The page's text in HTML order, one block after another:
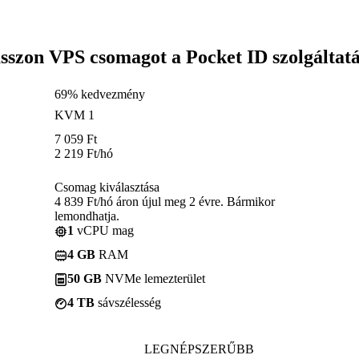
VPS csomagot a Pocket ID
69% kedvezmény
KVM 1
7 059 Ft
2 219 Ft/hó
Csomag kiválasztása
4 839 Ft/hó áron újul meg 2 évre. Bármikor
lemondhatja.
1 vCPU mag
4 GB RAM
50 GB NVMe lemezterület
4 TB sávszélesség
LEGNÉPSZERŰBB